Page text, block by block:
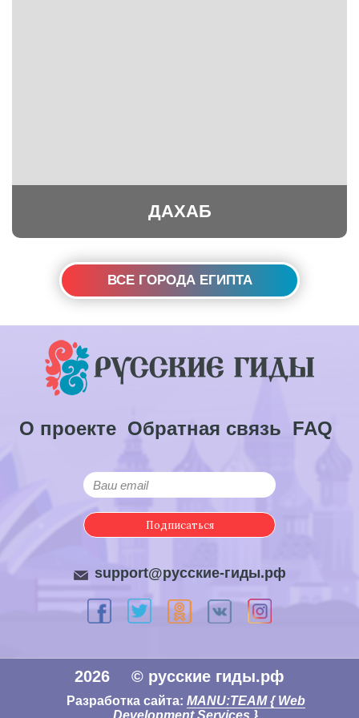
ДАХАБ
ВСЕ ГОРОДА ЕГИПТА
О проекте Обратная связь FAQ
Подписаться
support@русские-гиды.рф
Разработка сайта: MANU:TEAM { Web
2026 © русские гиды.рф